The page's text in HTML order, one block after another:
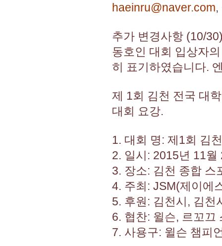
haeinru@naver.com,
추가 변경사항 (10/
동호인 대회 입상자
히 표기하였습니다.
제 1회 김천 전국 대
대회 요강.
1. 대회 명: 제1회 김
2. 일시: 2015년 11
3. 장소: 김천 종합 스
4. 주최: JSM(제이에
5. 후원: 김천시, 김천
6. 협찬: 윌슨, 르꼬끄
7. 사용구: 윌슨 챔피